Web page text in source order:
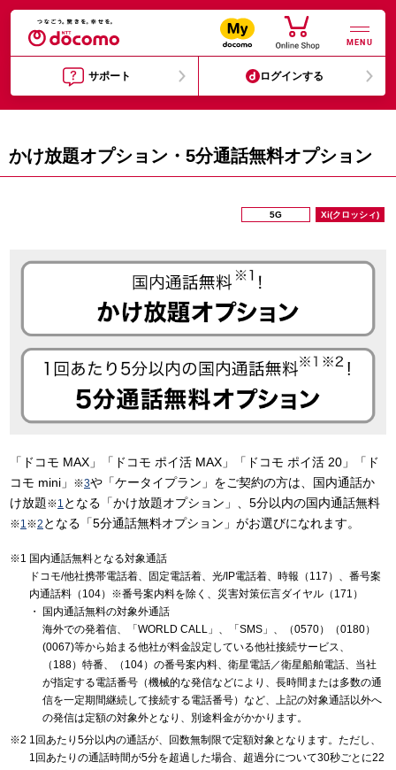
MENU
サポート ログインする
かけ放題オプション・5分通話無料オプション
5G Xi(クロッシィ)
「ドコモ MAX」「ドコモ ポイ活 MAX」「ドコモ ポイ活 20」「ド
コモ mini」
※3や「ケータイプラン」をご契約の方は、国内通話か
け放題※1 となる「かけ放題オプション」、5分以内の国内通話無料
※1※2 となる「5分通話無料オプション」がお選びになれます。
国内通話無料となる対象通話
ドコモ/他社携帯電話着、固定電話着、光/IP電話着、時報（117）、番号案
内通話料（104）※番号案内料を除く、災害対策伝言ダイヤル（171）
国内通話無料の対象外通話
海外での発着信、「WORLD CALL」、「SMS」、（0570）（0180）
(0067)等から始まる他社が料金設定している他社接続サービス、
（188）特番、（104）の番号案内料、衛星電話／衛星船舶電話、当社
が指定する電話番号（機械的な発信などにより、長時間または多数の通
信を一定期間継続して接続する電話番号）など、上記の対象通話以外へ
の発信は定額の対象外となり、別途料金がかかります。
1回あたり5分以内の通話が、回数無制限で定額対象となります。ただし、
1回あたりの通話時間が5分を超過した場合、超過分について30秒ごとに22